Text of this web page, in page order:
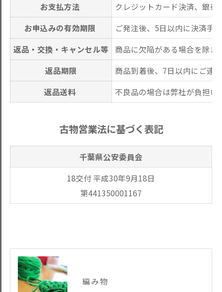
お支払方法
クレジットカード決済、銀
お申込みの有効期限
ご発注後、5日以内に決済手
返品・交換・キャンセル等
商品に欠陥がある場合を除き
返品期限
商品到着後、7日以内にご連
返品送料
不良品の場合は弊社が負担い
古物営業法に基づく表記
千葉県公安委員会
18交付 平成30年9月18日
第441350001167
編み物